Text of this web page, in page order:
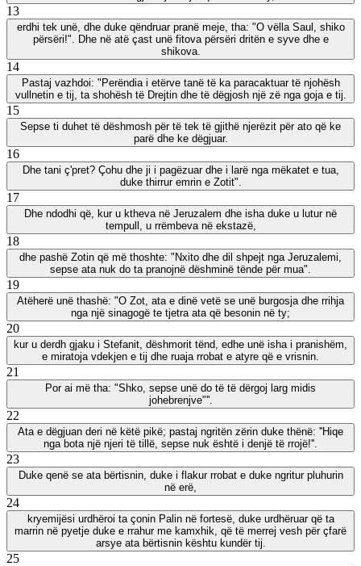
13
erdhi tek unë, dhe duke qëndruar pranë meje, tha: "O vëlla Saul, shiko
përsëri!". Dhe në atë çast unë fitova përsëri dritën e syve dhe e
shikova.
14
Pastaj vazhdoi: "Perëndia i etërve tanë të ka paracaktuar të njohësh
vullnetin e tij, ta shohësh të Drejtin dhe të dëgjosh një zë nga goja e tij.
15
Sepse ti duhet të dëshmosh për të tek të gjithë njerëzit për ato që ke
parë dhe ke dëgjuar.
16
Dhe tani ç'pret? Çohu dhe ji i pagëzuar dhe i larë nga mëkatet e tua,
duke thirrur emrin e Zotit".
17
Dhe ndodhi që, kur u ktheva në Jeruzalem dhe isha duke u lutur në
tempull, u rrëmbeva në ekstazë,
18
dhe pashë Zotin që më thoshte: "Nxito dhe dil shpejt nga Jeruzalemi,
sepse ata nuk do ta pranojnë dëshminë tënde për mua".
19
Atëherë unë thashë: "O Zot, ata e dinë vetë se unë burgosja dhe rrihja
nga një sinagogë te tjetra ata që besonin në ty;
20
kur u derdh gjaku i Stefanit, dëshmorit tënd, edhe unë isha i pranishëm,
e miratoja vdekjen e tij dhe ruaja rrobat e atyre që e vrisnin.
21
Por ai më tha: "Shko, sepse unë do të të dërgoj larg midis
johebrenjve"''.
22
Ata e dëgjuan deri në këtë pikë; pastaj ngritën zërin duke thënë: ''Hiqe
nga bota një njeri të tillë, sepse nuk është i denjë të rrojë!''.
23
Duke qenë se ata bërtisnin, duke i flakur rrobat e duke ngritur pluhurin
në erë,
24
kryemijësi urdhëroi ta çonin Palin në fortesë, duke urdhëruar që ta
marrin në pyetje duke e rrahur me kamxhik, që të merrej vesh për çfarë
arsye ata bërtisnin kështu kundër tij.
25